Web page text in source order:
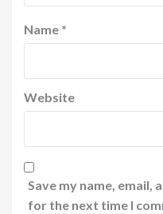
Name *
Website
Save my name, email,
for the next time I